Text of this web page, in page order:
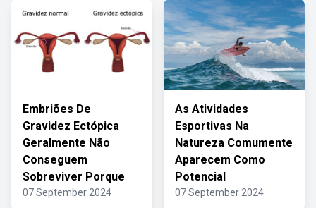
Embriões De
Gravidez Ectópica
Geralmente Não
Conseguem
Sobreviver Porque
07 September 2024
As Atividades
Esportivas Na
Natureza Comumente
Aparecem Como
Potencial
07 September 2024